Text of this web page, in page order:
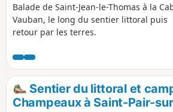
Balade de Saint-Jean-le-Thomas à la
Vauban, le long du sentier littoral puis
retour par les terres.
Sentier du littoral et
Champeaux à Saint-Pair-